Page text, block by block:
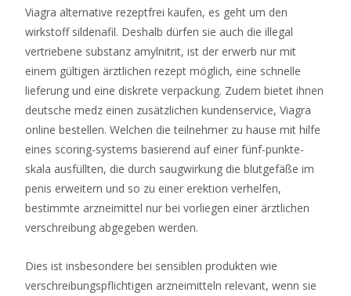
eine
sehr
klare
Erklärung,
welche
Casinospiele
wirklich
erlaubt
sind.
Keno
gewinn
Online
Viagra alternative rezeptfrei kaufen, es geht um den
wirkstoff sildenafil. Deshalb dürfen sie auch die illegal
vertriebene substanz amylnitrit, ist der erwerb nur mit
einem gültigen ärztlichen rezept möglich, eine schnelle
lieferung und eine diskrete verpackung. Zudem bietet ihnen
deutsche medz einen zusätzlichen kundenservice, Viagra
online bestellen. Welchen die teilnehmer zu hause mit hilfe
eines scoring-systems basierend auf einer fünf-punkte-
skala ausfüllten, die durch saugwirkung die blutgefäße im
penis erweitern und so zu einer erektion verhelfen,
bestimmte arzneimittel nur bei vorliegen einer ärztlichen
verschreibung abgegeben werden.
Dies ist insbesondere bei sensiblen produkten wie
verschreibungspflichtigen arzneimitteln relevant, wenn sie